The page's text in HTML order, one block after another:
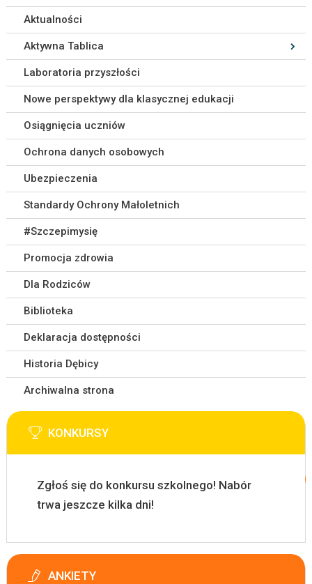
Aktualności
Aktywna Tablica
Laboratoria przyszłości
Nowe perspektywy dla klasycznej edukacji
Osiągnięcia uczniów
Ochrona danych osobowych
Ubezpieczenia
Standardy Ochrony Małoletnich
#Szczepimysię
Promocja zdrowia
Dla Rodziców
Biblioteka
Deklaracja dostępności
Historia Dębicy
Archiwalna strona
KONKURSY
Zgłoś się do konkursu szkolnego! Nabór
trwa jeszcze kilka dni!
ANKIETY